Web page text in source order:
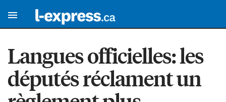
Langues officielles: les
députés réclament un